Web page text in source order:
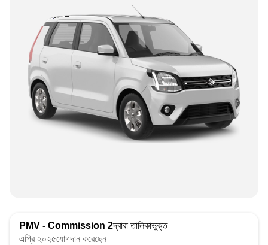
PMV - Commission 2দ্বারা তালিকাভুক্ত
এপ্রি ২০২৫যোগদান করেছেন